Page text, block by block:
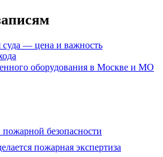
— цена и важность
оборудования в Москве и МО
пожарной безопасности
пожарная экспертиза